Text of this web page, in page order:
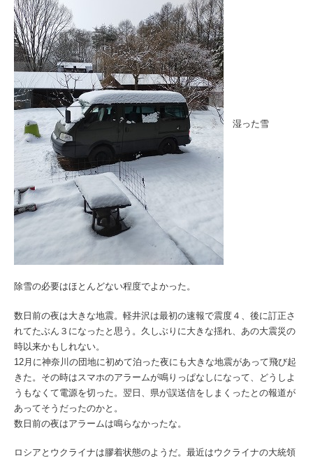
湿った雪
除雪の必要はほとんどない程度でよかった。
数日前の夜は大きな地震。軽井沢は最初の速報で震度４、後に訂正さ
れてたぶん３になったと思う。久しぶりに大きな揺れ、あの大震災の
時以来かもしれない。
12月に神奈川の団地に初めて泊った夜にも大きな地震があって飛び起
きた。その時はスマホのアラームが鳴りっぱなしになって、どうしよ
うもなくて電源を切った。翌日、県が誤送信をしまくったとの報道が
あってそうだったのかと。
数日前の夜はアラームは鳴らなかったな。
ロシアとウクライナは膠着状態のようだ。最近はウクライナの大統領